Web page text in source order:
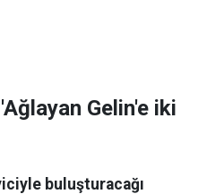
Gelin'e iki
buluşturacağı